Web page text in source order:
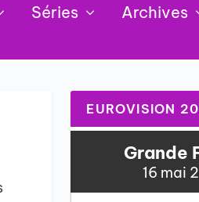
Séries Archives
EUROVISION
Grande
16 mai